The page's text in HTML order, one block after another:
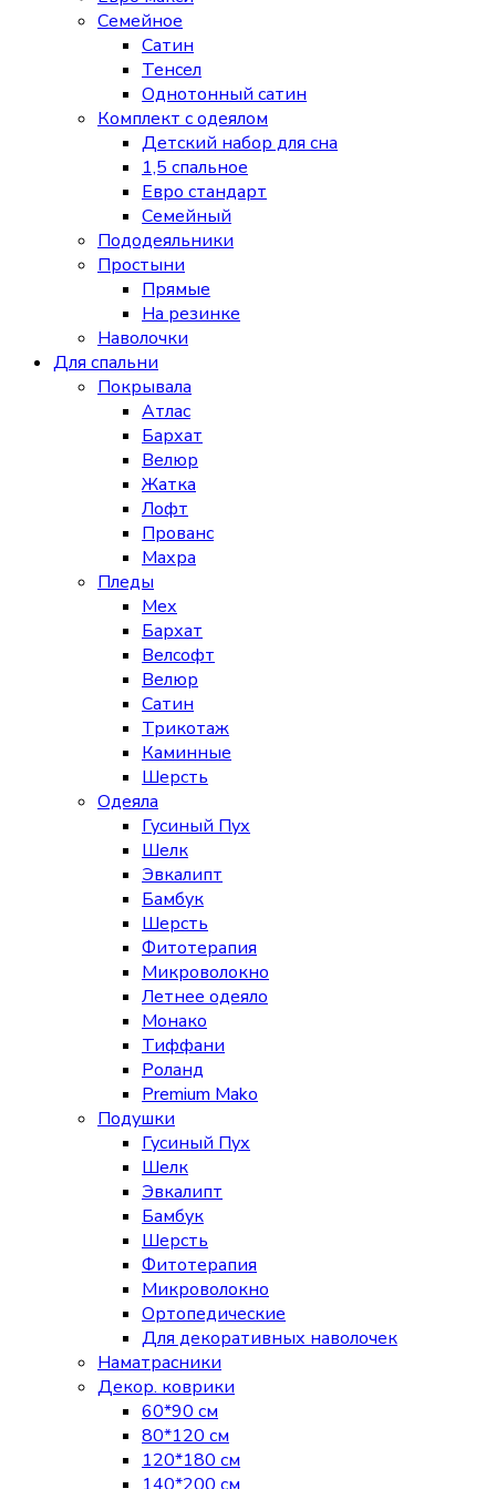
Семейное
Сатин
Тенсел
Однотонный сатин
Комплект с одеялом
Детский набор для сна
1,5 спальное
Евро стандарт
Семейный
Пододеяльники
Простыни
Прямые
На резинке
Наволочки
Для спальни
Покрывала
Атлас
Бархат
Велюр
Жатка
Лофт
Прованс
Махра
Пледы
Мех
Бархат
Велсофт
Велюр
Сатин
Трикотаж
Каминные
Шерсть
Одеяла
Гусиный Пух
Шелк
Эвкалипт
Бамбук
Шерсть
Фитотерапия
Микроволокно
Летнее одеяло
Монако
Тиффани
Роланд
Premium Mako
Подушки
Гусиный Пух
Шелк
Эвкалипт
Бамбук
Шерсть
Фитотерапия
Микроволокно
Ортопедические
Для декоративных наволочек
Наматрасники
Декор. коврики
60*90 см
80*120 см
120*180 см